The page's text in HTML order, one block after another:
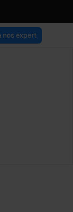
nos expert